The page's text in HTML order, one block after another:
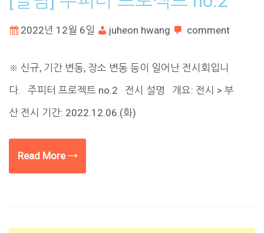
2022년 12월 6일 juheon hwang comment
※ 신규, 기간 변동, 장소 변동 등이 일어난 전시회입니
다. 주피터 프로젝트 no.2 전시 설명 개요: 전시 > 부
산 전시 기간: 2022.12.06.(화)
Read More →